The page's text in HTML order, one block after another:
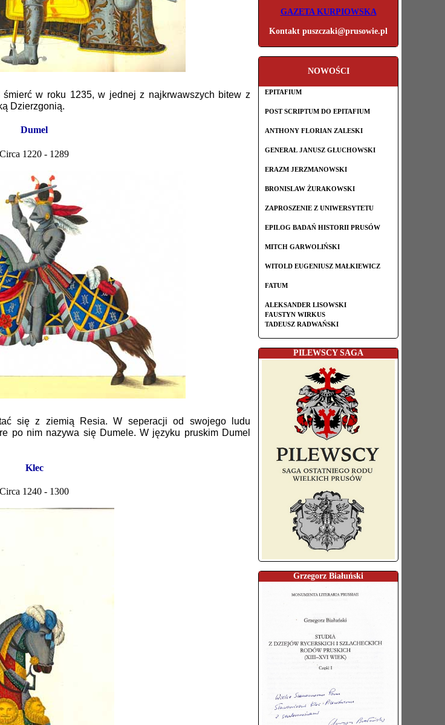
GAZETA KURPIOWSKA
Kontakt puszczaki@prusowie.pl
NOWOŚCI
EPITAFIUM
POST SCRIPTUM DO EPITAFIUM
ANTHONY FLORIAN ZALESKI
GENERAŁ JANUSZ GŁUCHOWSKI
ERAZM JERZMANOWSKI
BRONISLAW ŻURAKOWSKI
ZAPROSZENIE Z UNIWERSYTETU
EPILOG BADAŃ HISTORII PRUSÓW
MITCH GARWOLIŃSKI
WITOLD EUGENIUSZ MAŁKIEWICZ
FATUM
ALEKSANDER LISOWSKI
FAUSTYN WIRKUS
TADEUSZ RADWAŃSKI
PILEWSCY SAGA
Grzegorz Białuński
śmierć w roku 1235, w jednej z najkrwawszych bitew z
Dzierzgonią.
Dumel
Circa 1220 - 1289
się z ziemią Resia. W seperacji od swojego ludu
po nim nazywa się Dumele. W języku pruskim Dumel
Klec
Circa 1240 - 1300